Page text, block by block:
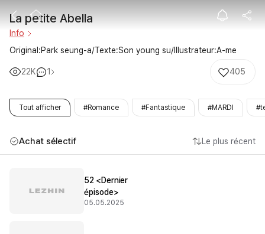
La petite
La petite Abella
Info
Original:Park seung-a/Texte:Son young su/Illustrateur:A-me
22K 1 405
Tout afficher #Romance #Fantastique #MARDI
Achat sélectif Le plus récent
52 <Dernier
épisode>
05.05.2025